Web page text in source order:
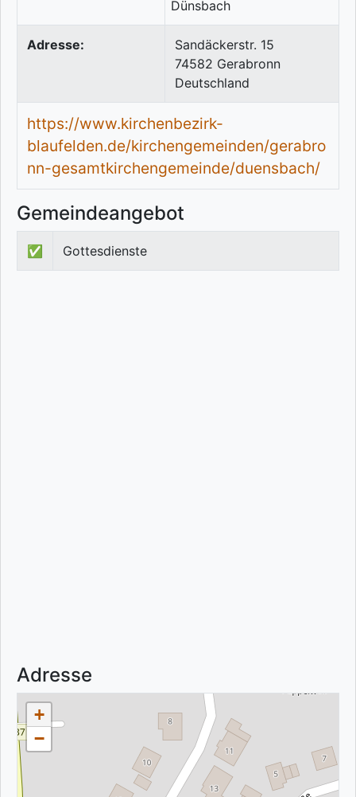
Adresse:
Sandäckerstr. 15
74582 Gerabronn
Deutschland
https://www.kirchenbezirk-
blaufelden.de/kirchengemeinden/gerabro
nn-gesamtkirchengemeinde/duensbach/
Gemeindeangebot
✅ Gottesdienste
Adresse
+
−